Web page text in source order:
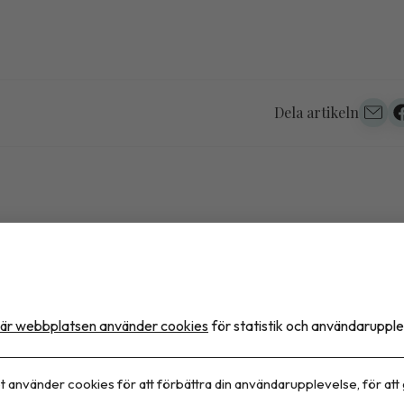
Dela artikeln
behandlar vi den
tillfälligt problem?
webbplatsen använder cookies för statistik och
använder cookies för att förbättra din användarupplevelse, för att